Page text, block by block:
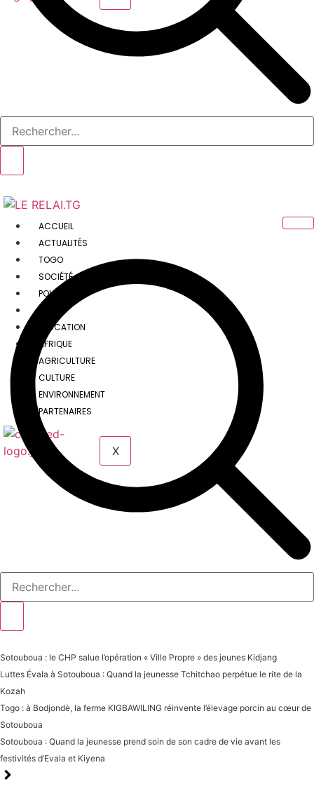
ACCUEIL
ACTUALITÉS
TOGO
SOCIÉTÉ
POLITIQUE
EDUCATION
AFRIQUE
AGRICULTURE
CULTURE
ENVIRONNEMENT
PARTENAIRES
X
Sotouboua : le CHP salue l’opération « Ville Propre » des jeunes Kidjang
Luttes Évala à Sotouboua : Quand la jeunesse Tchitchao perpétue le rite de la
Kozah
Togo : à Bodjondè, la ferme KIGBAWILING réinvente l’élevage porcin au cœur de
Sotouboua
Sotouboua : Quand la jeunesse prend soin de son cadre de vie avant les
festivités d’Evala et Kiyena